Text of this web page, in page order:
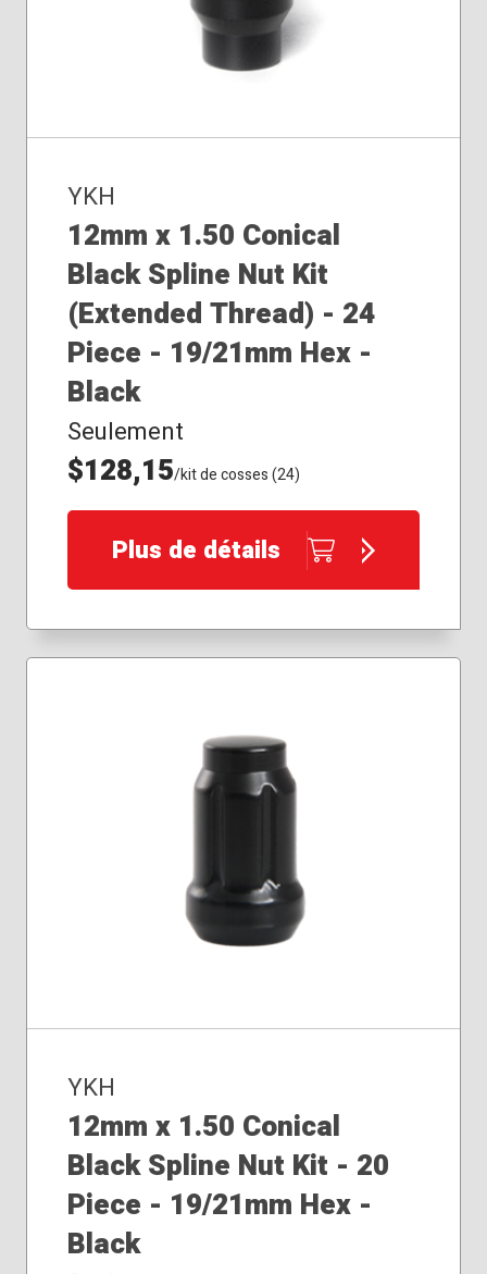
YKH
12mm x 1.50 Conical
Black Spline Nut Kit
(Extended Thread) - 24
Piece - 19/21mm Hex -
Black
Seulement
$128,15/kit de cosses (24)
Plus de détails
YKH
12mm x 1.50 Conical
Black Spline Nut Kit - 20
Piece - 19/21mm Hex -
Black